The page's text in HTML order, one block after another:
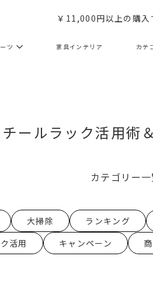
￥11,000円以上の購入
ツ 家具インテリア カテ
ールラック活用術
カテゴリー
大掃除 ランキング
活用
キャンペーン